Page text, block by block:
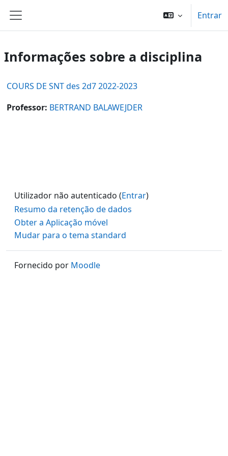
Painel lateral
Entrar
Informações sobre a disciplina
COURS DE SNT des 2d7 2022-2023
Professor: BERTRAND BALAWEJDER
Utilizador não autenticado (Entrar)
Resumo da retenção de dados
Obter a Aplicação móvel
Mudar para o tema standard
Fornecido por Moodle